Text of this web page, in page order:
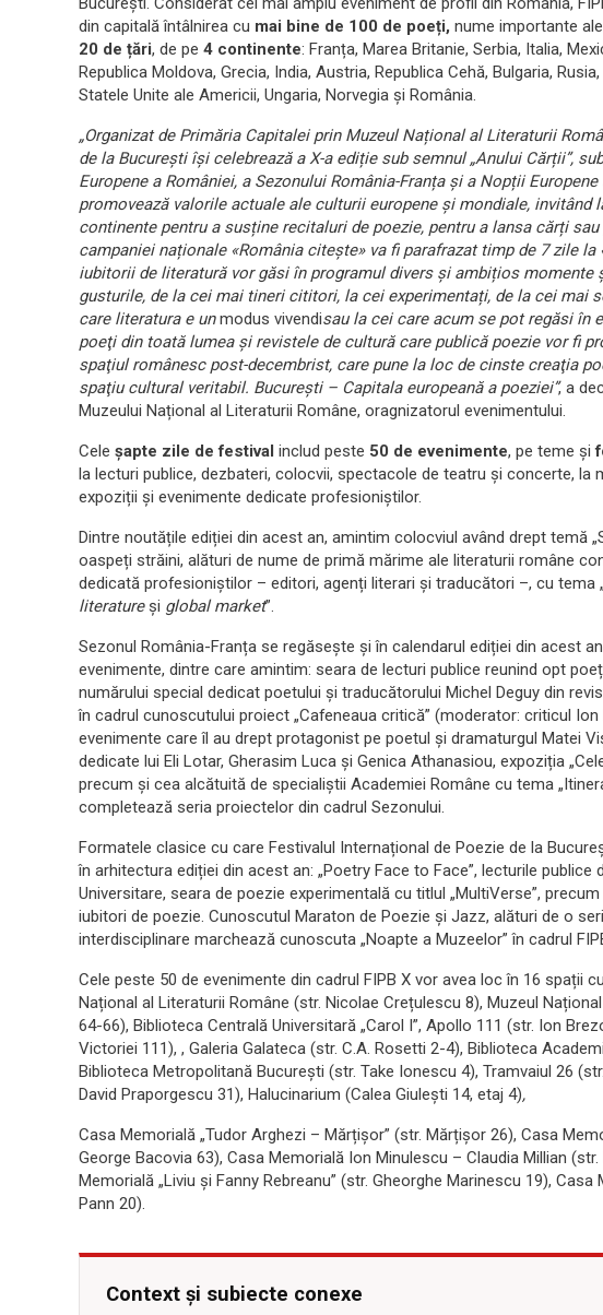
din capitală întâlnirea cu mai bine de 100 de poeți, nume importante
20 de țări, de pe 4 continente: Franța, Marea Britanie, Serbia, Italia,
Republica Moldova, Grecia, India, Austria, Republica Cehă, Bulgaria,
Statele Unite ale Americii, Ungaria, Norvegia și România.
„Organizat de Primăria Capitalei prin Muzeul Național al Literaturii
de la București își celebrează a X-a ediție sub semnul „Anului Cărții”,
Europene a României, a Sezonului România-Franța și a Nopții
promovează valorile actuale ale culturii europene și mondiale, invitând
continente pentru a susține recitaluri de poezie, pentru a lansa cărți
campaniei naționale «România citește» va fi parafrazat timp de 7 zile
iubitorii de literatură vor găsi în programul divers și ambițios momente
gusturile, de la cei mai tineri cititori, la cei experimentați, de la cei mai
care literatura e unmodus vivendisau la cei care acum se pot regăsi în
poeţi din toată lumea şi revistele de cultură care publică poezie vor fi
spaţiul românesc post-decembrist, care pune la loc de cinste creaţia
spaţiu cultural veritabil. București – Capitala europeană a poeziei”, a
Muzeului Național al Literaturii Române, oragnizatorul evenimentului.
Cele șapte zile de festival includ peste 50 de evenimente, pe teme și
la lecturi publice, dezbateri, colocvii, spectacole de teatru și concerte, la
expoziții și evenimente dedicate profesioniștilor.
Dintre noutățile ediției din acest an, amintim colocviul având drept temă
oaspeți străini, alături de nume de primă mărime ale literaturii române
dedicată profesioniștilor – editori, agenți literari și traducători –, cu tema
literatureși global market”.
Sezonul România-Franța se regăsește și în calendarul ediției din acest
evenimente, dintre care amintim: seara de lecturi publice reunind opt
numărului special dedicat poetului și traducătorului Michel Deguy din
în cadrul cunoscutului proiect „Cafeneaua critică” (moderator: criticul
evenimente care îl au drept protagonist pe poetul și dramaturgul Matei
dedicate lui Eli Lotar, Gherasim Luca și Genica Athanasiou, expoziția
precum și cea alcătuită de specialiștii Academiei Române cu tema
completează seria proiectelor din cadrul Sezonului.
Formatele clasice cu care Festivalul Internațional de Poezie de la
în arhitectura ediției din acest an: „Poetry Face to Face”, lecturile publice
Universitare, seara de poezie experimentală cu titlul „MultiVerse”,
iubitori de poezie. Cunoscutul Maraton de Poezie și Jazz, alături de o
interdisciplinare marchează cunoscuta „Noapte a Muzeelor” în cadrul
Cele peste 50 de evenimente din cadrul FIPB X vor avea loc în 16 spații
Național al Literaturii Române (str. Nicolae Crețulescu 8), Muzeul
64-66), Biblioteca Centrală Universitară „Carol I”, Apollo 111 (str. Ion
Victoriei 111), , Galeria Galateca (str. C.A. Rosetti 2-4), Biblioteca
Biblioteca Metropolitană București (str. Take Ionescu 4), Tramvaiul 26
David Praporgescu 31), Halucinarium (Calea Giulești 14, etaj 4),
Casa Memorială „Tudor Arghezi – Mărțișor” (str. Mărțișor 26), Casa
George Bacovia 63), Casa Memorială Ion Minulescu – Claudia Millian
Memorială „Liviu și Fanny Rebreanu” (str. Gheorghe Marinescu 19), Casa
Pann 20).
Context și subiecte conexe